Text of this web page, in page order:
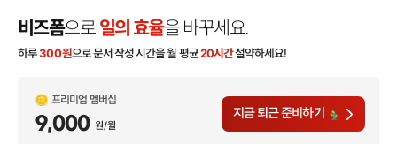
비즈폼으로 일의 효율을 바꾸세요.
하루300원으로 문서 작성 시간을 월 평균20시간절약하세요!
프리미엄 멤버십
9,000 원/월
지금 퇴근 준비하기